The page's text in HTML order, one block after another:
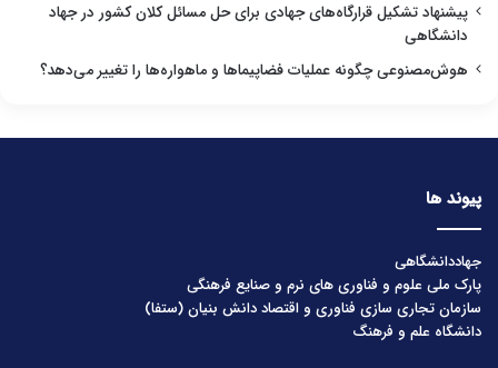
پیشنهاد تشکیل قرارگاه‌های جهادی برای حل مسائل کلان کشور در جهاد
دانشگاهی
هوش‌مصنوعی چگونه عملیات فضاپیماها و ماهواره‌ها را تغییر می‌دهد؟
پیوند ها
جهاددانشگاهی
پارک ملی علوم و فناوری های نرم و صنایع فرهنگی
سازمان تجاری سازی فناوری و اقتصاد دانش بنیان (ستفا)
دانشگاه علم و فرهنگ